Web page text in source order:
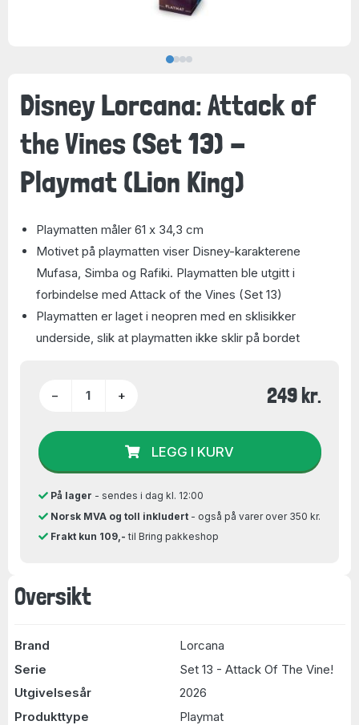
Oversikt
Brand
Lorcana
Serie
Set 13 - Attack Of The Vine!
Utgivelsesår
2026
Produkttype
Playmat
Disney Lorcana: Attack of
the Vines (Set 13) -
Playmat (Lion King)
Playmatten måler 61 x 34,3 cm
Motivet på playmatten viser Disney-karakterene
Mufasa, Simba og Rafiki. Playmatten ble utgitt i
forbindelse med Attack of the Vines (Set 13)
Playmatten er laget i neopren med en sklisikker
underside, slik at playmatten ikke sklir på bordet
− + 249 kr.
LEGG I KURV
På lager - sendes i dag kl. 12:00
Norsk MVA og toll inkludert- også på varer over 350 kr.
Frakt kun 109,- til Bring pakkeshop